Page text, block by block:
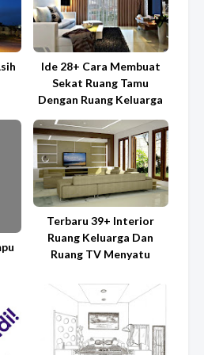
Ide 28+ Cara Membuat
Sekat Ruang Tamu
Dengan Ruang Keluarga
Terbaru 39+ Interior
Ruang Keluarga Dan
Ruang TV Menyatu